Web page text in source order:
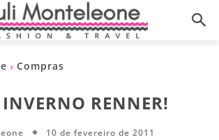
Compras
INVERNO RENNER!
10 de fevereiro de 2011